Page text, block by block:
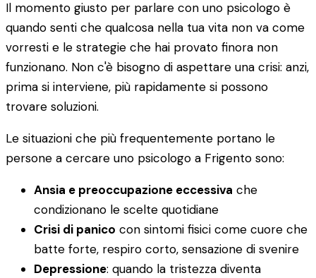
Il momento giusto per parlare con uno psicologo è
quando senti che qualcosa nella tua vita non va come
vorresti e le strategie che hai provato finora non
funzionano. Non c'è bisogno di aspettare una crisi: anzi,
prima si interviene, più rapidamente si possono
trovare soluzioni.
Le situazioni che più frequentemente portano le
persone a cercare uno psicologo a Frigento sono:
Ansia e preoccupazione eccessiva che
condizionano le scelte quotidiane
Crisi di panico con sintomi fisici come cuore che
batte forte, respiro corto, sensazione di svenire
Depressione: quando la tristezza diventa